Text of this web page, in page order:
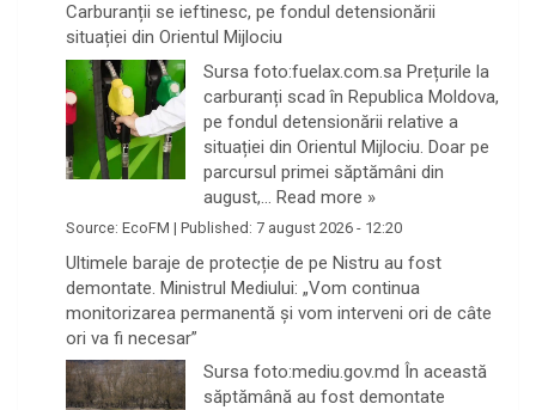
Carburanții se ieftinesc, pe fondul detensionării
situației din Orientul Mijlociu
Sursa foto:fuelax.com.sa Prețurile la
carburanți scad în Republica Moldova,
pe fondul detensionării relative a
situației din Orientul Mijlociu. Doar pe
parcursul primei săptămâni din
august,… Read more »
Source: EcoFM | Published: 7 august 2026 - 12:20
Ultimele baraje de protecție de pe Nistru au fost
demontate. Ministrul Mediului: „Vom continua
monitorizarea permanentă și vom interveni ori de câte
ori va fi necesar”
Sursa foto:mediu.gov.md În această
săptămână au fost demontate